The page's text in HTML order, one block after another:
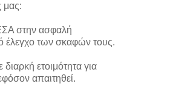
μας:
στην ασφαλή
έλεγχο των σκαφών τους.
ετοιμότητα για
απαιτηθεί.